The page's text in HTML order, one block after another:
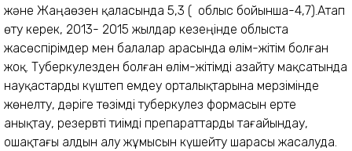
және Жаңаөзен қаласында 5,3 ( облыс бойынша-4,7).Атап
өту керек, 2013- 2015 жылдар кезеңінде облыста
жасөспірімдер мен балалар арасында өлім-жітім болған
жоқ. Туберкулезден болған өлім-жітімді азайту мақсатында
науқастарды күштеп емдеу орталықтарына мерзімінде
жөнелту, дәріге төзімді туберкулез формасын ерте
анықтау, резервті тиімді препараттарды тағайындау,
ошақтағы алдын алу жұмысын күшейту шарасы жасалуда.